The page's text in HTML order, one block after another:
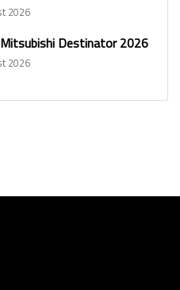
2026
Destinator 2026
2026